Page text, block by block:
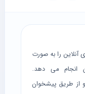
آنلاین را به صورت
انجام می دهد.
از طریق پیشخوان